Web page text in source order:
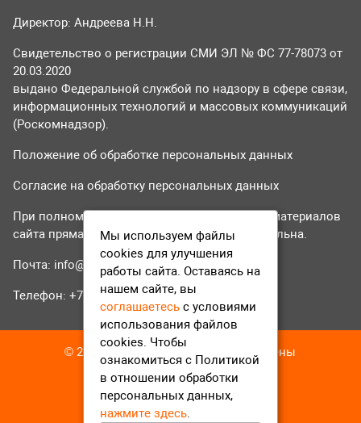
Директор: Андреева Н.Н.
Свидетельство о регистрации СМИ ЭЛ № ФС 77-78073 от
20.03.2020
выдано Федеральной службой по надзору в сфере связи,
информационных технологий и массовых коммуникаций
(Роскомнадзор).
Положение об обработке персональных данных
Согласие на обработку персональных данных
При полном или частичном использовании материалов
сайта прямая гиперссылка на tvr24.tv обязательна.
Почта: info@tvr24.tv
Телефон: +7 (496) 551-04-95
© 2016-2023 ТВР24 Все права защищены
Мы используем файлы
cookies для улучшения
работы сайта. Оставаясь на
нашем сайте, вы
соглашаетесь с условиями
использования файлов
cookies. Чтобы
ознакомиться с Политикой
в отношении обработки
персональных данных,
нажмите здесь.